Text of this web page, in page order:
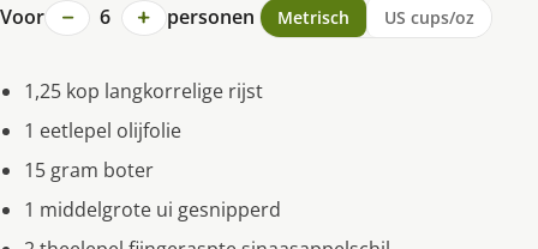
Voor − 6 + personen Metrisch US cups/oz
1,25 kop langkorrelige rijst
1 eetlepel olijfolie
15 gram boter
1 middelgrote ui gesnipperd